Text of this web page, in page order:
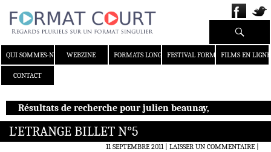
QUI SOMMES-NOUS ?WEBZINE FORMATS LONGS FESTIVAL FORMAT COURT
FILMS EN LIGNE
CONTACT
Recherche
Résultats de recherche pour julien beaunay,
L’ETRANGE BILLET N°5
11 SEPTEMBRE 2011 LAISSER UN COMMENTAIRE|